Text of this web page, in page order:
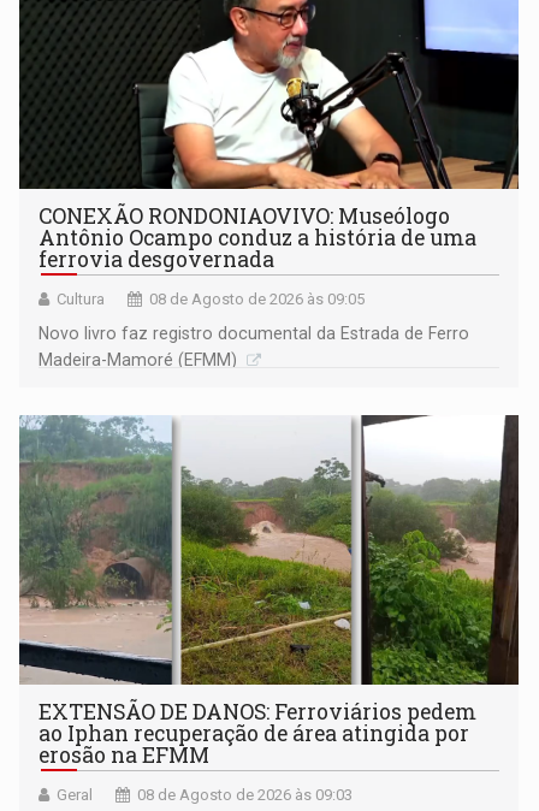
CONEXÃO RONDONIAOVIVO: Museólogo
Antônio Ocampo conduz a história de uma
ferrovia desgovernada
Cultura 08 de Agosto de 2026 às 09:05
Novo livro faz registro documental da Estrada de Ferro
Madeira-Mamoré (EFMM)
EXTENSÃO DE DANOS: Ferroviários pedem
ao Iphan recuperação de área atingida por
erosão na EFMM
Geral 08 de Agosto de 2026 às 09:03